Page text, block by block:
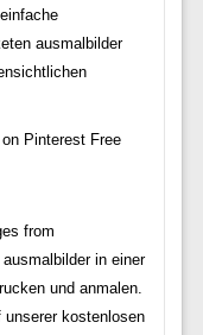
ausmalbilder
from
in einer
und anmalen.
kostenlosen